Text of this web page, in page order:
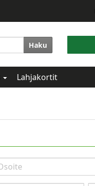
Haku
Lahjakortit